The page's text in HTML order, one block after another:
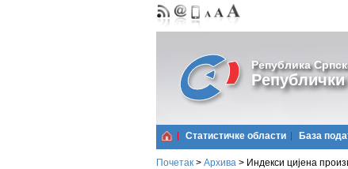
Република
Републички
Статистичке области Базa
Почетак > Архива > Индекси цијена